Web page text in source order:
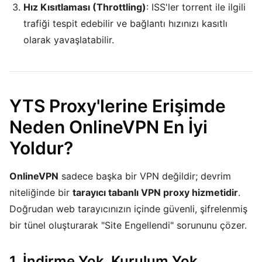
Hız Kısıtlaması (Throttling): ISS'ler torrent ile ilgili
trafiği tespit edebilir ve bağlantı hızınızı kasıtlı
olarak yavaşlatabilir.
YTS Proxy'lerine Erişimde
Neden OnlineVPN En İyi
Yoldur?
OnlineVPN sadece başka bir VPN değildir; devrim
niteliğinde bir tarayıcı tabanlı VPN proxy hizmetidir.
Doğrudan web tarayıcınızın içinde güvenli, şifrelenmiş
bir tünel oluşturarak "Site Engellendi" sorununu çözer.